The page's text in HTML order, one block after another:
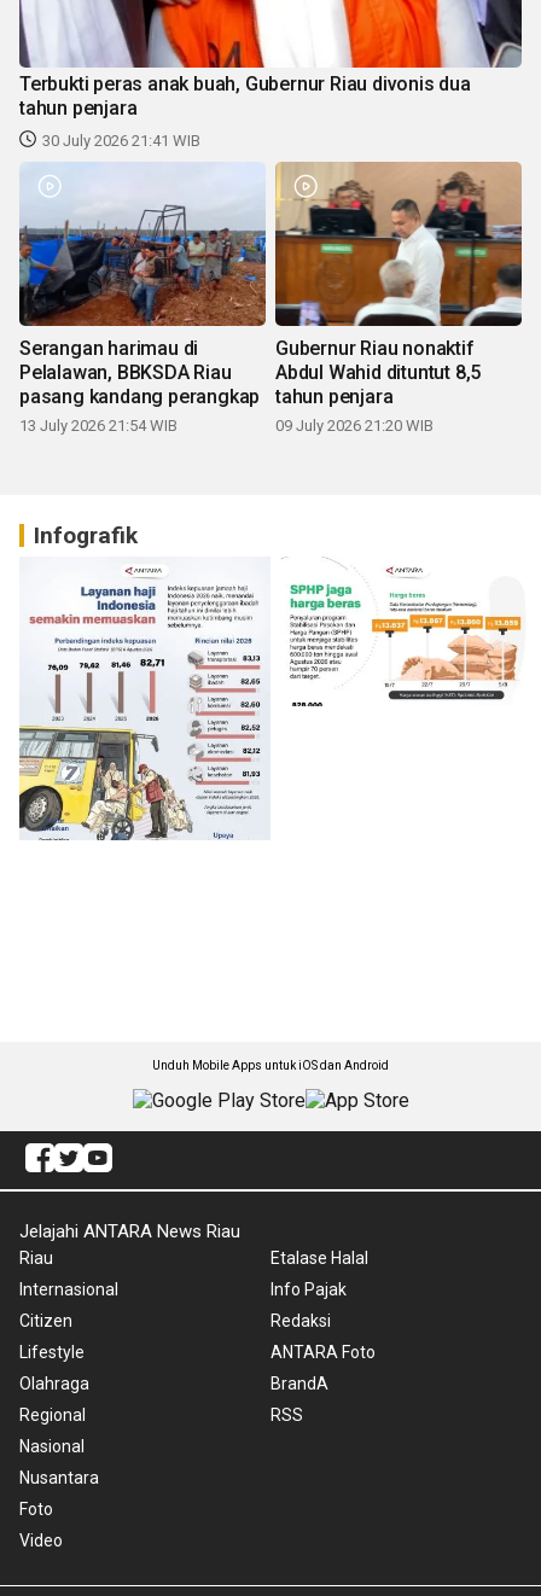
Terbukti peras anak buah, Gubernur Riau divonis dua
tahun penjara
30 July 2026 21:41 WIB
Serangan harimau di
Pelalawan, BBKSDA Riau
pasang kandang perangkap
13 July 2026 21:54 WIB
Gubernur Riau nonaktif
Abdul Wahid dituntut 8,5
tahun penjara
09 July 2026 21:20 WIB
Infografik
Unduh Mobile Apps untuk iOS dan Android
Jelajahi ANTARA News Riau
Riau
Internasional
Citizen
Lifestyle
Olahraga
Regional
Nasional
Nusantara
Foto
Video
Etalase Halal
Info Pajak
Redaksi
ANTARA Foto
BrandA
RSS